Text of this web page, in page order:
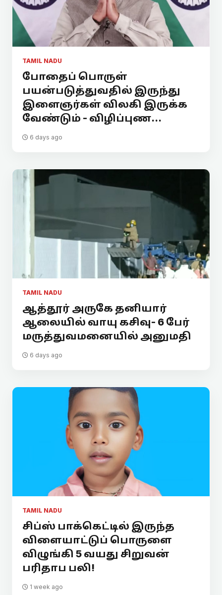
TAMIL NADU
போதைப் பொருள்
பயன்படுத்துவதில் இருந்து
இளைஞர்கள் விலகி இருக்க
வேண்டும் - விழிப்புண...
6 days ago
TAMIL NADU
ஆத்தூர் அருகே தனியார்
ஆலையில் வாயு கசிவு- 6 பேர்
மருத்துவமனையில் அனுமதி
6 days ago
TAMIL NADU
சிப்ஸ் பாக்கெட்டில் இருந்த
விளையாட்டுப் பொருளை
விழுங்கி 5 வயது சிறுவன்
பரிதாப பலி!
1 week ago